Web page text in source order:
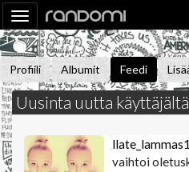
Toggle
navigation
Profiili Albumit Feedi
Kysy minulta Tietoa
Uusinta uutta
llate_lammas1
vaihtoi